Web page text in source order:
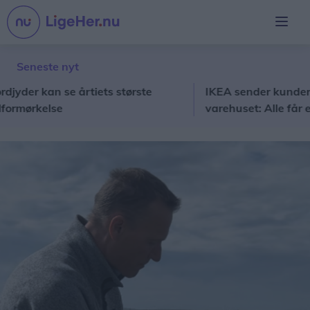
Seneste nyt
kan se årtiets største
IKEA sender kunder på
varehuset: Alle får en